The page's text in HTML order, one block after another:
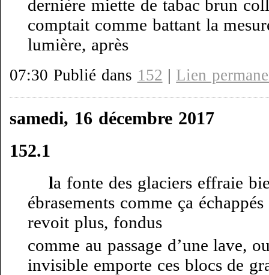
dernière miette de tabac brun
comptait comme battant la
lumière, après
07:30 Publié dans 152 | Lien
samedi, 16 décembre 2017
152.1
la fonte des glaciers effraie
ébrasements comme ça
revoit plus, fondus
comme au passage d’une lave,
invisible emporte ces blocs de